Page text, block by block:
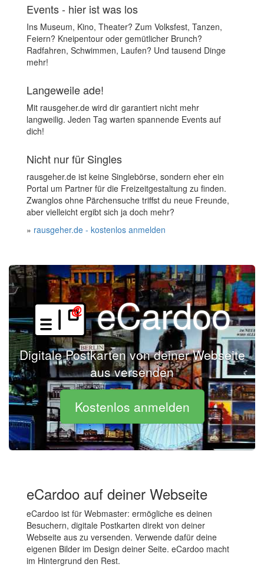
Events - hier ist was los
Ins Museum, Kino, Theater? Zum Volksfest, Tanzen,
Feiern? Kneipentour oder gemütlicher Brunch?
Radfahren, Schwimmen, Laufen? Und tausend Dinge
mehr!
Langeweile ade!
Mit rausgeher.de wird dir garantiert nicht mehr
langweilig. Jeden Tag warten spannende Events auf
dich!
Nicht nur für Singles
rausgeher.de ist keine Singlebörse, sondern eher ein
Portal um Partner für die Freizeitgestaltung zu finden.
Zwanglos ohne Pärchensuche triffst du neue Freunde,
aber vielleicht ergibt sich ja doch mehr?
» rausgeher.de - kostenlos anmelden
eCardoo
Digitale Postkarten von deiner Webseite
aus versenden
Kostenlos anmelden
eCardoo auf deiner Webseite
eCardoo ist für Webmaster: ermögliche es deinen
Besuchern, digitale Postkarten direkt von deiner
Webseite aus zu versenden. Verwende dafür deine
eigenen Bilder im Design deiner Seite. eCardoo macht
im Hintergrund den Rest.